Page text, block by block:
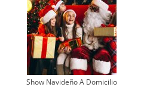
Show Navideño A Domicilio